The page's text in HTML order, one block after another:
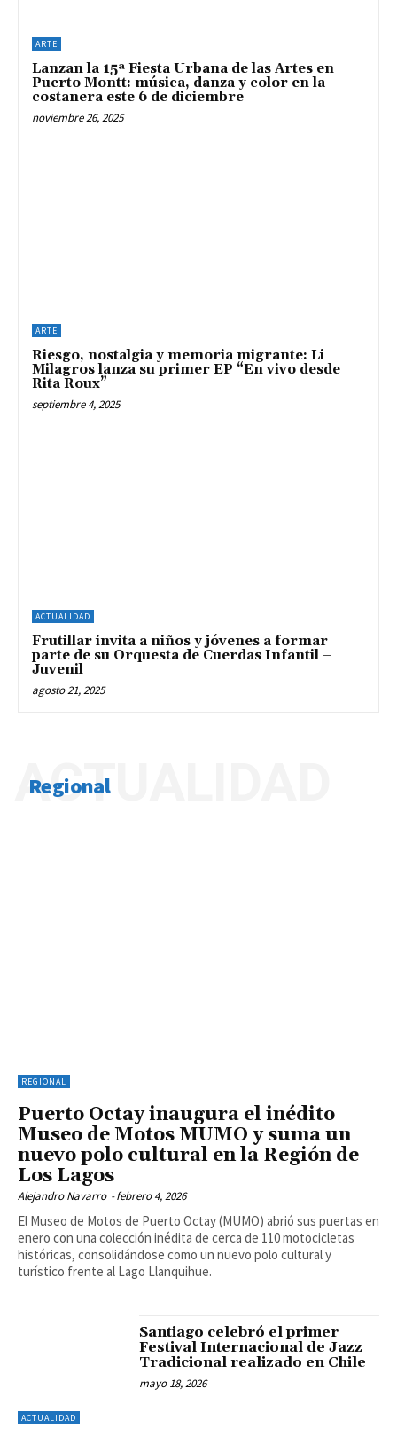
ARTE
Lanzan la 15ª Fiesta Urbana de las Artes en
Puerto Montt: música, danza y color en la
costanera este 6 de diciembre
noviembre 26, 2025
ARTE
Riesgo, nostalgia y memoria migrante: Li
Milagros lanza su primer EP “En vivo desde
Rita Roux”
septiembre 4, 2025
ACTUALIDAD
Frutillar invita a niños y jóvenes a formar
parte de su Orquesta de Cuerdas Infantil –
Juvenil
agosto 21, 2025
Regional
ACTUALIDAD
REGIONAL
Puerto Octay inaugura el inédito
Museo de Motos MUMO y suma un
nuevo polo cultural en la Región de
Los Lagos
Alejandro Navarro -febrero 4, 2026
El Museo de Motos de Puerto Octay (MUMO) abrió sus puertas en
enero con una colección inédita de cerca de 110 motocicletas
históricas, consolidándose como un nuevo polo cultural y
turístico frente al Lago Llanquihue.
ACTUALIDAD
Santiago celebró el primer
Festival Internacional de Jazz
Tradicional realizado en Chile
mayo 18, 2026